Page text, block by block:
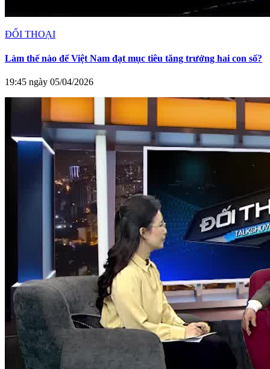
ĐỐI THOẠI
Làm thế nào để Việt Nam đạt mục tiêu tăng trưởng hai con số?
19:45 ngày 05/04/2026